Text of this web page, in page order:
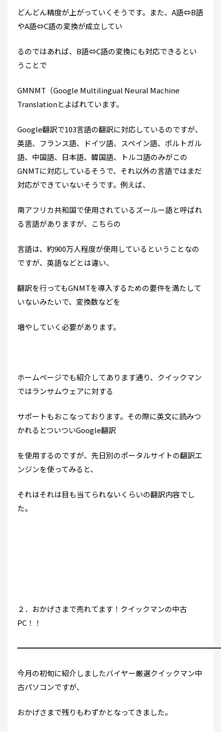
どんどん精度が上がっていくそうです。また、A語⇔B語
やA語⇔C語の変換が成立してい
るのではあれば、B語⇔C語の変換にも対応できるとい
うことで
GMNMT（Google Multilingual Neural Machine
Translationとよばれています。
Google翻訳で103言語の翻訳に対応しているのですが、
英語、フランス語、ドイツ語、スペイン語、ポルトガル
語、中国語、日本語、韓国語、トルコ語のみがこの
GNMTに対応しているそうで、それ以外の言語ではまだ
対応ができていないそうです。例えば、
南アフリカ共和国で使用されているズールー語と呼ばれ
る言語がありますが、こちらの
言語は、約900万人程度が使用しているということなの
ですが、英語などとは違い、
翻訳を行ってもGNMTを導入するための要件を満たして
いないみたいで、変換数などを
増やしていく必要があります。
ホームページでも紹介してあります通り、クイックマン
ではランサムウェアに対する
サポートもおこなっております。その際に英文に読みつ
かれるとついついGoogle翻訳
を使用するのですが、先日別のポータルサイトの翻訳エ
ンジンを使ってみると、
それはそれは目も当てられないくらいの翻訳内容でし
た。
２．おかげさまで売れてます！クイックマンの中古
PC！！
今月の初旬に紹介しましたバイヤー厳選クイックマン中
古パソコンですが、
おかげさまで残りもわずかとなってきました。